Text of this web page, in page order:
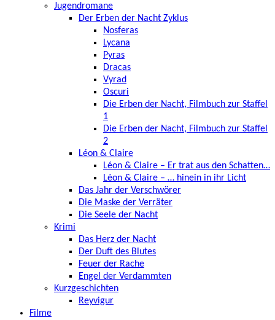
Jugendromane
Der Erben der Nacht Zyklus
Nosferas
Lycana
Pyras
Dracas
Vyrad
Oscuri
Die Erben der Nacht, Filmbuch zur Staffel
1
Die Erben der Nacht, Filmbuch zur Staffel
2
Léon & Claire
Léon & Claire – Er trat aus den Schatten…
Léon & Claire – … hinein in ihr Licht
Das Jahr der Verschwörer
Die Maske der Verräter
Die Seele der Nacht
Krimi
Das Herz der Nacht
Der Duft des Blutes
Feuer der Rache
Engel der Verdammten
Kurzgeschichten
Reyvigur
Filme